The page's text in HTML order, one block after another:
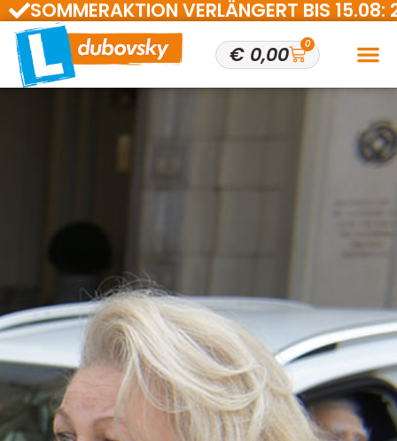
SOMMERAKTION VERLÄNGERT BIS
€0,00 0